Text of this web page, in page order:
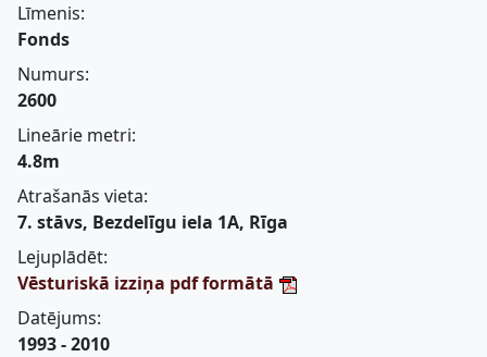
Līmenis:
Fonds
Numurs:
2600
Lineārie metri:
4.8m
Atrašanās vieta:
7. stāvs, Bezdelīgu iela 1A, Rīga
Lejuplādēt:
Vēsturiskā izziņa pdf formātā
Datējums:
1993 - 2010